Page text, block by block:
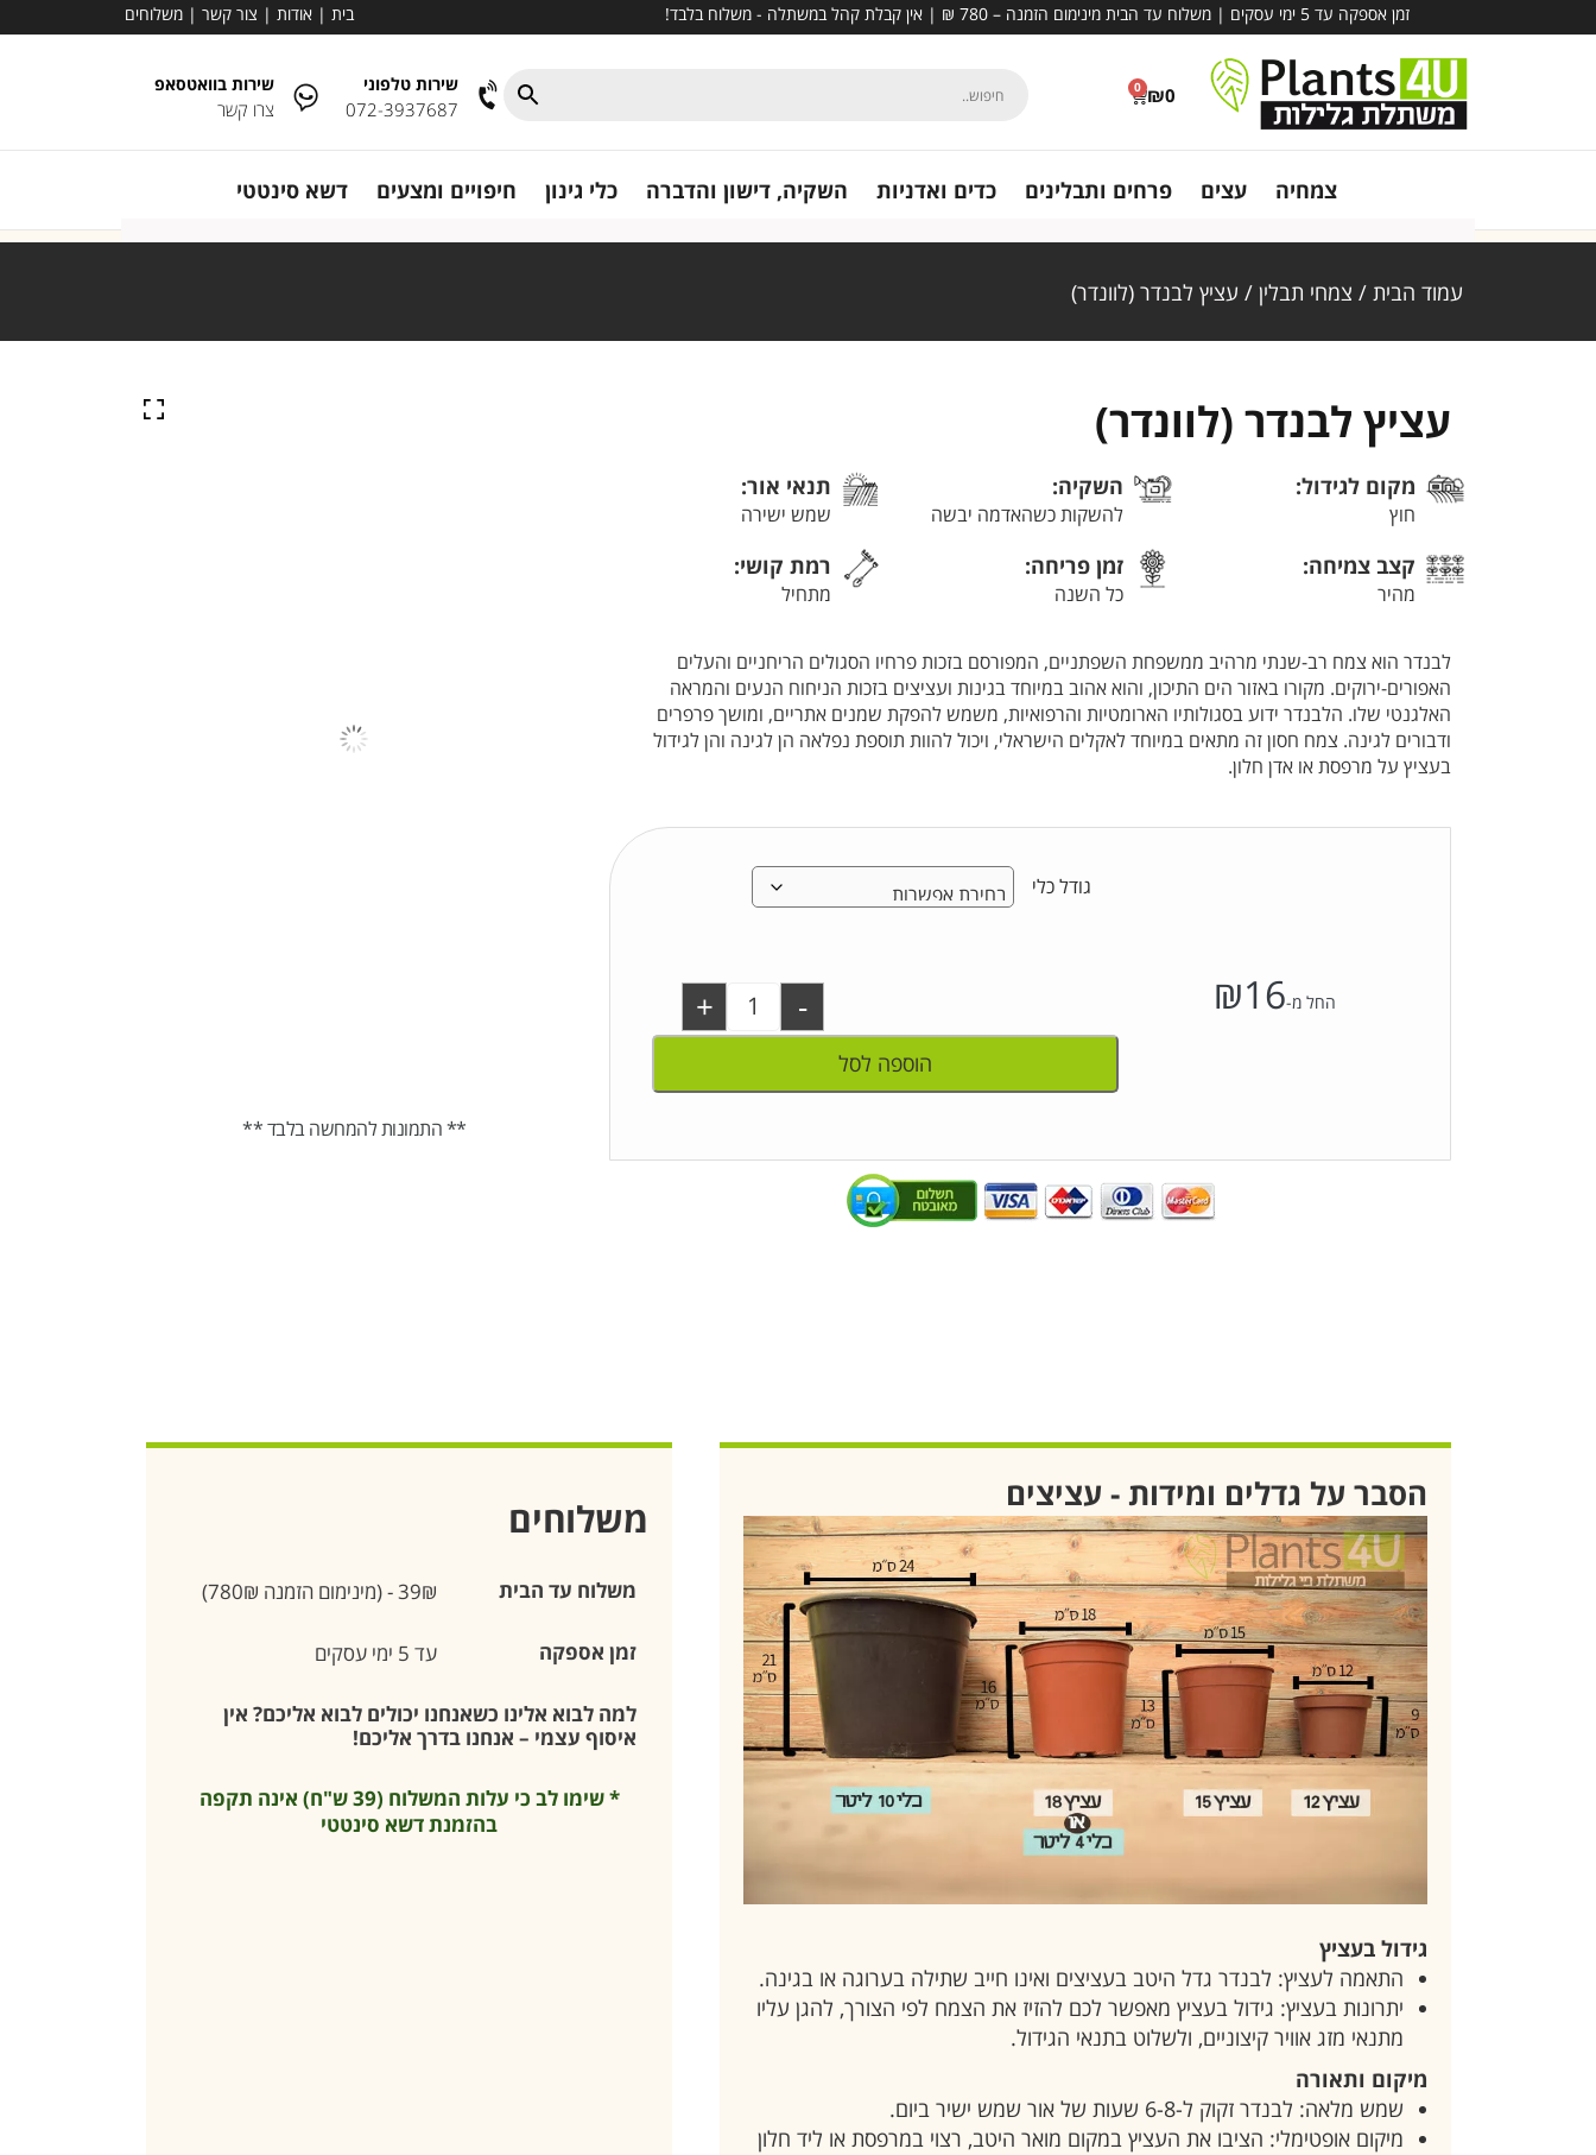
זמן אספקה עד 5 ימי עסקים | משלוח עד הבית מינימום הזמנה – 780 ₪ | אין קבלת קהל במשתלה - משלוח בלבד! בית| אודות| צור קשר| משלוחים
₪0
0 שירות טלפוני
072-3937687
שירות בוואטסאפ
צרו קשר
צמחיה עצים פרחים ותבלינים כדים ואדניות השקיה, דישון והדברה כלי גינון חיפויים ומצעים דשא סינטטי
עמוד הבית / צמחי תבלין / עציץ לבנדר (לוונדר)
עציץ לבנדר (לוונדר)
מקום לגידול:
חוץ
השקיה:
להשקות כשהאדמה יבשה
תנאי אור:
שמש ישירה
קצב צמיחה:
מהיר
זמן פריחה:
כל השנה
רמת קושי:
מתחיל
לבנדר הוא צמח רב-שנתי מרהיב ממשפחת השפתניים, המפורסם בזכות פרחיו הסגולים הריחניים והעלים
האפורים-ירוקים. מקורו באזור הים התיכון, והוא אהוב במיוחד בגינות ועציצים בזכות הניחוח הנעים והמראה
האלגנטי שלו. הלבנדר ידוע בסגולותיו הארומטיות והרפואיות, משמש להפקת שמנים אתריים, ומושך פרפרים
ודבורים לגינה. צמח חסון זה מתאים במיוחד לאקלים הישראלי, ויכול להוות תוספת נפלאה הן לגינה והן לגידול
בעציץ על מרפסת או אדן חלון.
החל מ- ₪16
גודל כלי
-
+
הוספה לסל
** התמונות להמחשה בלבד **
הסבר על גדלים ומידות - עציצים
גידול בעציץ
התאמה לעציץ: לבנדר גדל היטב בעציצים ואינו חייב שתילה בערוגה או בגינה.
יתרונות בעציץ: גידול בעציץ מאפשר לכם להזיז את הצמח לפי הצורך, להגן עליו
מתנאי מזג אוויר קיצוניים, ולשלוט בתנאי הגידול.
מיקום ותאורה
שמש מלאה: לבנדר זקוק ל-6-8 שעות של אור שמש ישיר ביום.
מיקום אופטימלי: הציבו את העציץ במקום מואר היטב, רצוי במרפסת או ליד חלון
משלוחים
משלוח עד הבית 39₪ - (מינימום הזמנה 780₪)
זמן אספקה עד 5 ימי עסקים
למה לבוא אלינו כשאנחנו יכולים לבוא אליכם? אין
איסוף עצמי – אנחנו בדרך אליכם!
* שימו לב כי עלות המשלוח (39 ש"ח) אינה תקפה
בהזמנת דשא סינטטי